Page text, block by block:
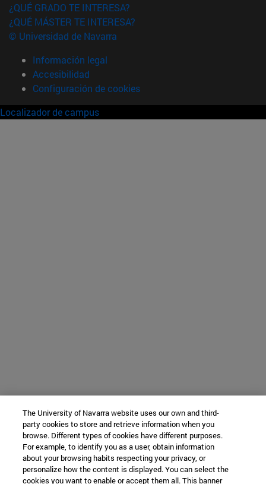
¿QUÉ GRADO TE INTERESA?
¿QUÉ MÁSTER TE INTERESA?
© Universidad de Navarra
Información legal
Accesibilidad
Configuración de cookies
Localizador de campus
The University of Navarra website uses our own and third-
party cookies to store and retrieve information when you
browse. Different types of cookies have different purposes.
For example, to identify you as a user, obtain information
about your browsing habits respecting your privacy, or
personalize how the content is displayed. You can select the
cookies you want to enable or accept them all. This banner